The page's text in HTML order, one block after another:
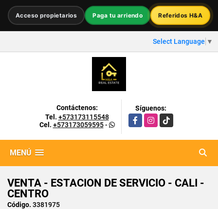
Acceso propietarios Paga tu arriendo Referidos H&A
Select Language ▼
Contáctenos:
Tel. +573173115548
Cel. +573173059595-
Síguenos:
FacebookInstagram
TikTok
MENÚ
VENTA - ESTACION DE SERVICIO - CALI -
CENTRO
Código. 3381975